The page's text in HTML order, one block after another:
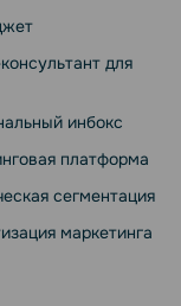
для
инбокс
платформа
сегментация
маркетинга